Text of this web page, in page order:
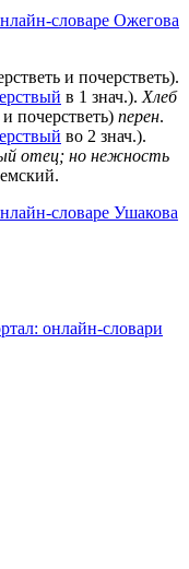
словаре Ожегова
и почерстветь).
в 1 знач.). Хлеб
и почерстветь) перен.
во 2 знач.).
отец; но нежность
словаре Ушакова
онлайн-словари